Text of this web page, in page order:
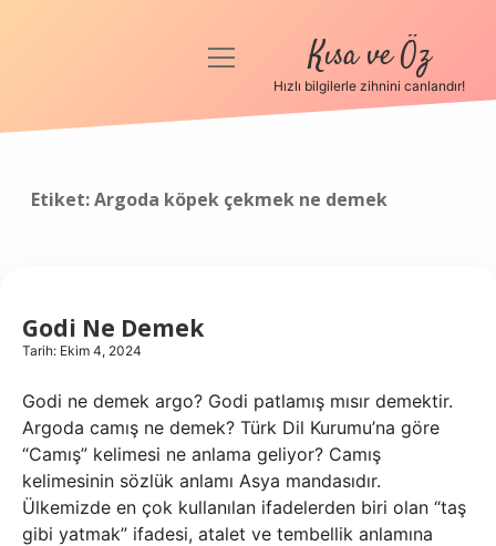
Anasayfa
menüyü
Kısa ve Öz
Hızlı bilgilerle zihnini canlandır!
Etiket:Argoda köpek çekmek ne demek
Godi Ne Demek
Tarih: Ekim 4, 2024
Godi ne demek argo? Godi patlamış mısır demektir.
Argoda camış ne demek? Türk Dil Kurumu’na göre
“Camış” kelimesi ne anlama geliyor? Camış
kelimesinin sözlük anlamı Asya mandasıdır.
Ülkemizde en çok kullanılan ifadelerden biri olan “taş
gibi yatmak” ifadesi, atalet ve tembellik anlamına